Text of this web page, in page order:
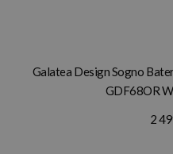
Galatea Design Sogno
GDF68OR
2